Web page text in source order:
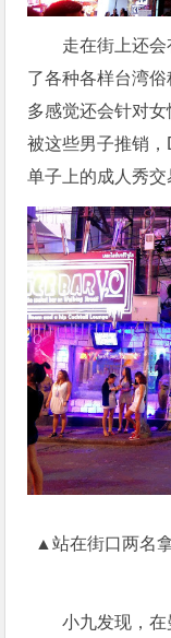
走在街上还
了各种各样台湾
多感觉还会针对
被这些男子推销
单子上的成人秀交
▲站在街口两名
小九发现，